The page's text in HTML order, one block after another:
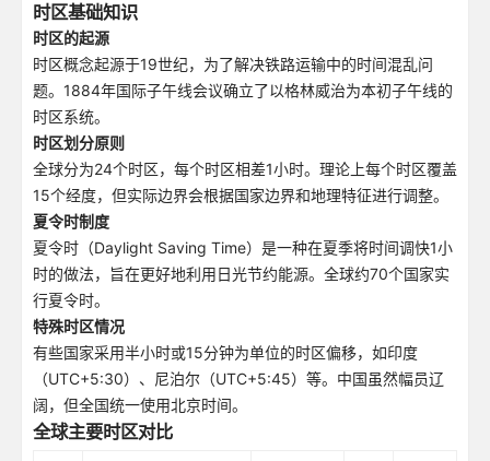
时区基础知识
时区的起源
时区概念起源于19世纪，为了解决铁路运输中的时间混乱问
题。1884年国际子午线会议确立了以格林威治为本初子午线的
时区系统。
时区划分原则
全球分为24个时区，每个时区相差1小时。理论上每个时区覆盖
15个经度，但实际边界会根据国家边界和地理特征进行调整。
夏令时制度
夏令时（Daylight Saving Time）是一种在夏季将时间调快1小
时的做法，旨在更好地利用日光节约能源。全球约70个国家实
行夏令时。
特殊时区情况
有些国家采用半小时或15分钟为单位的时区偏移，如印度
（UTC+5:30）、尼泊尔（UTC+5:45）等。中国虽然幅员辽
阔，但全国统一使用北京时间。
全球主要时区对比